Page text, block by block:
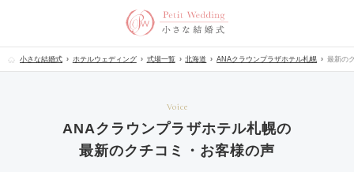
小さな結婚式 ホテルウェディング 式場一覧 北海道 ANAクラウンプラザホテル札幌 最新の
Voice
ANAクラウンプラザホテル札幌の
最新のクチコミ・お客様の声